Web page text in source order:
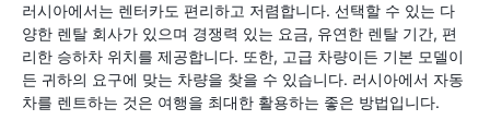
러시아에서는 렌터카도 편리하고 저렴합니다. 선택할 수 있는 다
양한 렌탈 회사가 있으며 경쟁력 있는 요금, 유연한 렌탈 기간, 편
리한 승하차 위치를 제공합니다. 또한, 고급 차량이든 기본 모델이
든 귀하의 요구에 맞는 차량을 찾을 수 있습니다. 러시아에서 자동
차를 렌트하는 것은 여행을 최대한 활용하는 좋은 방법입니다.